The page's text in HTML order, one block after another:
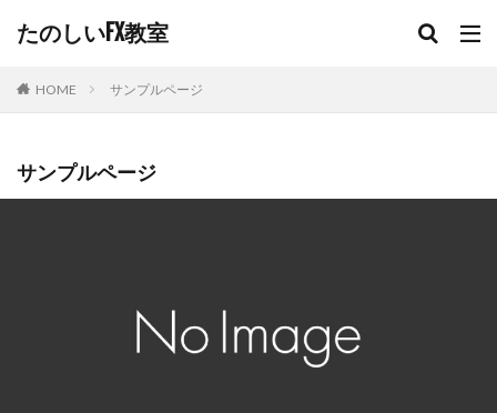
たのしいFX教室
HOME サンプルページ
サンプルページ